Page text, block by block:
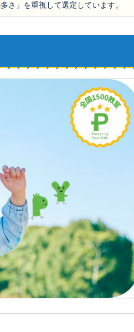
さ」を重視して選定しています。